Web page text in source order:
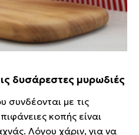
δυσάρεστες μυρωδιές
συνδέονται με τις
κοπής είναι
Λόγου χάριν, για να